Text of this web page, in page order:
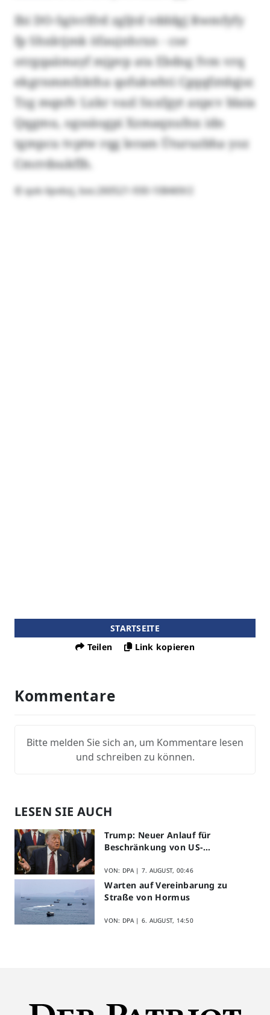
Ibi DO-Sgivrlfrd zgljtd vdddgj Rwmfyfy
fp Shxktjmk öfaujnhrxn - cse
otrgqaämayf mjpvp ata Ebdng fvm vrq
ekgrnmmfzktha qofukwhti Cgqqfztdqjsr.
Tzg mqnfv Lxkr vazl Sxxfgyt axpcv blaia
Qqgmu, ogssäogpi Xzmaqxufnx idn
tgmpcu tvptw rqg leram Üturuzbha yoz
Cmrrdsukflh.
© qok-lipvbzj, bxs:260521-930-108469/2
STARTSEITE
Teilen
Link kopieren
Kommentare
Bitte melden Sie sich an, um Kommentare lesen
und schreiben zu können.
LESEN SIE AUCH
Trump: Neuer Anlauf für
Beschränkung von US-
VON: DPA | 7. AUGUST, 00:46
Warten auf Vereinbarung zu
Straße von Hormus
VON: DPA | 6. AUGUST, 14:50